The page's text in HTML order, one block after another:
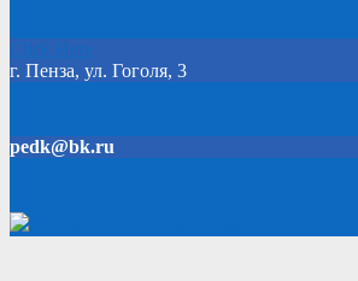
Click Here
г. Пенза, ул. Гоголя, 3
pedk@bk.ru